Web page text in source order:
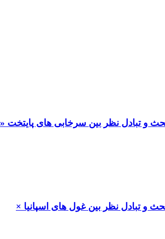
و تبادل نظر بین سرخابی های پایتخت «
و تبادل نظر بین غول های اسپانیا ×